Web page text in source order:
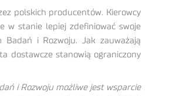
polskich producentów. Kierowcy
w stanie lepiej zdefiniować swoje
i Rozwoju. Jak zauważają
dostawcze stanowią ograniczony
i Rozwoju możliwe jest wsparcie